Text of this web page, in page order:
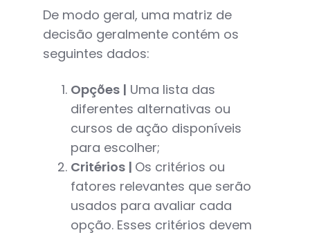
De modo geral, uma matriz de
decisão geralmente contém os
seguintes dados:
Opções | Uma lista das
diferentes alternativas ou
cursos de ação disponíveis
para escolher;
Critérios | Os critérios ou
fatores relevantes que serão
usados para avaliar cada
opção. Esses critérios devem